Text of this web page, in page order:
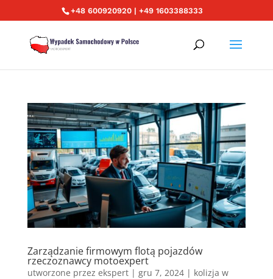
+48 600920920 | +49 1603388333
Zarządzanie firmowym flotą pojazdów
rzeczoznawcy motoexpert
utworzone przez ekspert| gru 7, 2024| kolizja w